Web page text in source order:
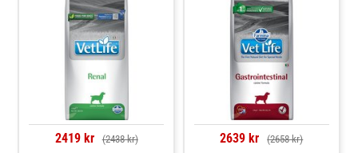
2419 kr (2438 kr) 2639 kr (2658 kr)